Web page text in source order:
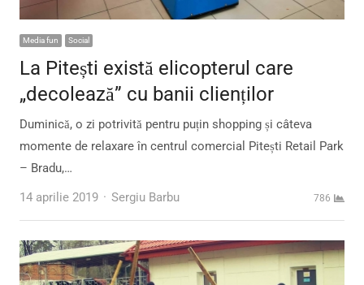
Media fun Social
La Pitești există elicopterul care
„decolează” cu banii clienților
Duminică, o zi potrivită pentru puțin shopping și câteva
momente de relaxare în centrul comercial Pitești Retail Park
– Bradu,…
14 aprilie 2019
Author
Sergiu Barbu 786